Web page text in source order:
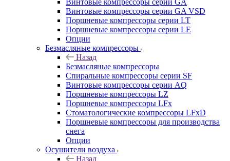
Винтовые компрессоры cерии GA
Винтовые компрессоры cерии GA VSD
Поршневые компрессоры серии LT
Поршневые компрессоры серии LE
Опции
Безмасляные компрессоры
Назад
Безмасляные компрессоры
Спиральные компрессоры серии SF
Винтовые компрессоры серии AQ
Поршневые компрессоры LZ
Поршневые компрессоры LFx
Стоматологические компрессоры LFxD
Поршневые компрессоры для производства
снега
Опции
Осушители воздуха
Назад